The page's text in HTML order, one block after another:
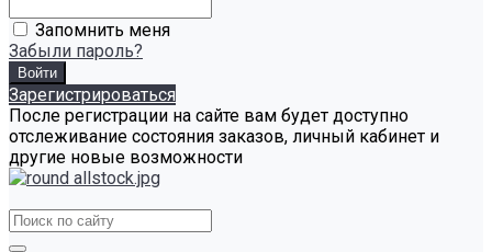
Запомнить меня
Забыли пароль?
Зарегистрироваться
После регистрации на сайте вам будет доступно
отслеживание состояния заказов, личный кабинет и
другие новые возможности